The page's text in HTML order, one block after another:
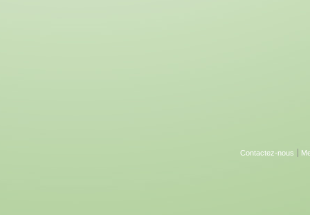
Contactez-nous